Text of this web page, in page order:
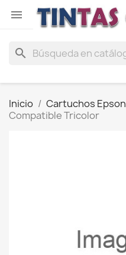

search
Inicio Cartuchos Epson
Compatible Tricolor